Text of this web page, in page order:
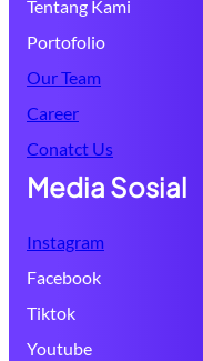
Tentang Kami
Portofolio
Our Team
Career
Conatct Us
Media Sosial
Instagram
Facebook
Tiktok
Youtube